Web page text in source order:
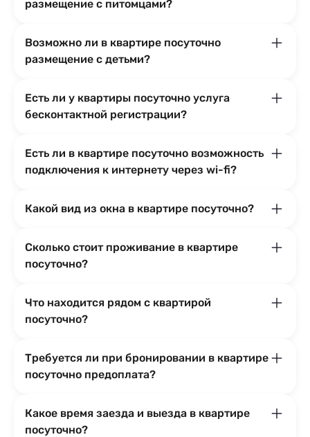
размещение с питомцами?
Возможно ли в квартире посуточно
размещение с детьми?
Есть ли у квартиры посуточно услуга
бесконтактной регистрации?
Есть ли в квартире посуточно возможность
подключения к интернету через wi-fi?
Какой вид из окна в квартире посуточно?
Сколько стоит проживание в квартире
посуточно?
Что находится рядом с квартирой
посуточно?
Требуется ли при бронировании в квартире
посуточно предоплата?
Какое время заезда и выезда в квартире
посуточно?